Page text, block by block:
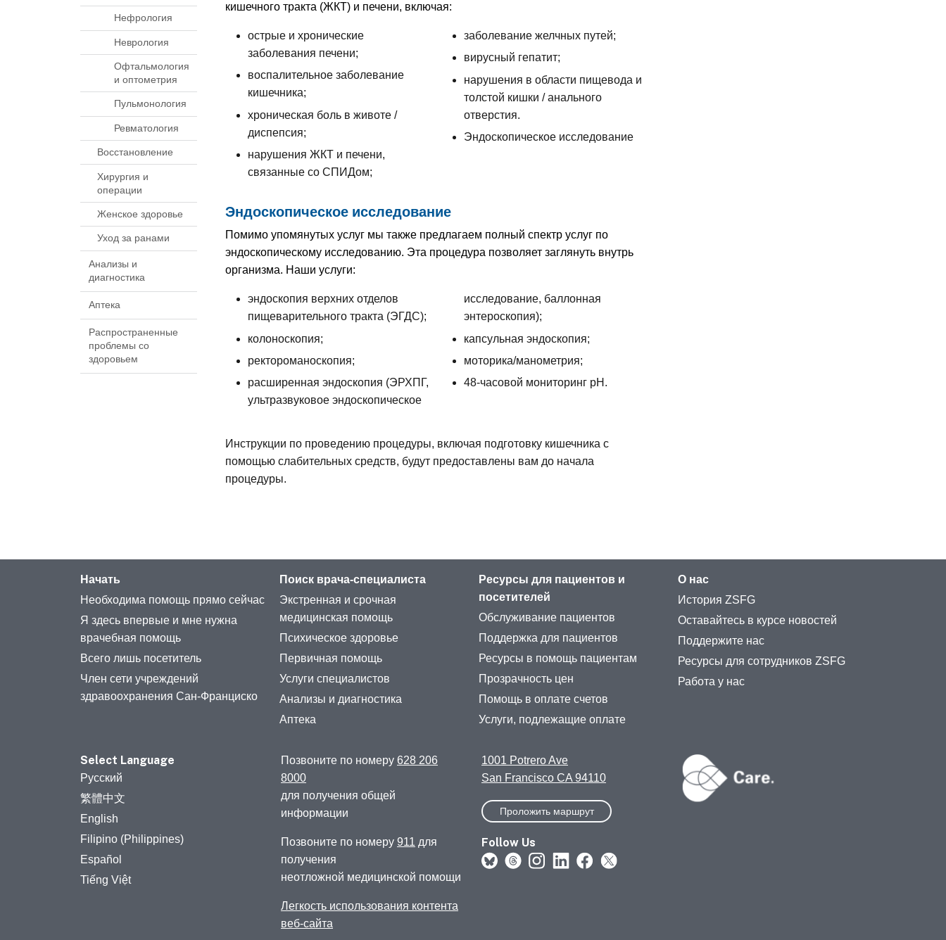
Нефрология
Неврология
Офтальмология
и оптометрия
Пульмонология
Ревматология
Восстановление
Хирургия и
операции
Женское здоровье
Уход за ранами
Анализы и
диагностика
Аптека
Распространенные
проблемы со
здоровьем
кишечного тракта (ЖКТ) и печени, включая:
острые и хронические
заболевания печени;
воспалительное заболевание
кишечника;
хроническая боль в животе /
диспепсия;
нарушения ЖКТ и печени,
связанные со СПИДом;
заболевание желчных путей;
вирусный гепатит;
нарушения в области пищевода и
толстой кишки / анального
отверстия.
Эндоскопическое исследование
Эндоскопическое исследование
Помимо упомянутых услуг мы также предлагаем полный спектр услуг по
эндоскопическому исследованию. Эта процедура позволяет заглянуть внутрь
организма. Наши услуги:
эндоскопия верхних отделов
пищеварительного тракта (ЭГДС);
колоноскопия;
ректороманоскопия;
расширенная эндоскопия (ЭРХПГ,
ультразвуковое эндоскопическое
исследование, баллонная
энтероскопия);
капсульная эндоскопия;
моторика/манометрия;
48-часовой мониторинг pH.
Инструкции по проведению процедуры, включая подготовку кишечника с
помощью слабительных средств, будут предоставлены вам до начала
процедуры.
Начать
Необходима помощь прямо сейчас
Я здесь впервые и мне нужна
врачебная помощь
Всего лишь посетитель
Член сети учреждений
здравоохранения Сан-Франциско
Поиск врача-специалиста
Экстренная и срочная
медицинская помощь
Психическое здоровье
Первичная помощь
Услуги специалистов
Анализы и диагностика
Аптека
Ресурсы для пациентов и
посетителей
Обслуживание пациентов
Поддержка для пациентов
Ресурсы в помощь пациентам
Прозрачность цен
Помощь в оплате счетов
Услуги, подлежащие оплате
О нас
История ZSFG
Оставайтесь в курсе новостей
Поддержите нас
Ресурсы для сотрудников ZSFG
Работа у нас
Select Language
Русский
繁體中文
English
Filipino (Philippines)
Español
Tiếng Việt
Позвоните по номеру 628 206
8000
для получения общей
информации
Позвоните по номеру 911 для
получения
неотложной медицинской помощи
Легкость использования контента
веб-сайта
1001 Potrero Ave
San Francisco CA 94110
Проложить маршрут
Follow Us